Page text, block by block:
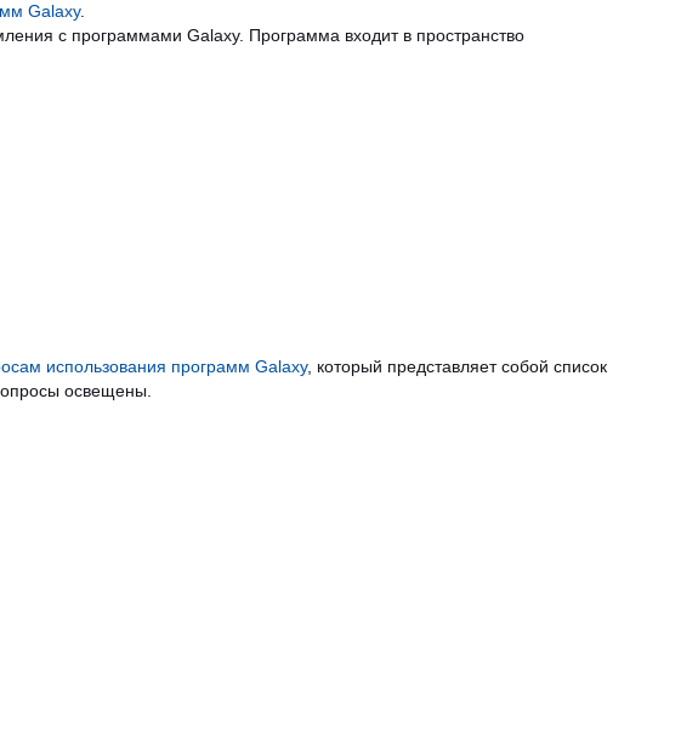
Galaxy.
с программами Galaxy. Программа входит в пространство
использования программ Galaxy, который представляет собой список
освещены.